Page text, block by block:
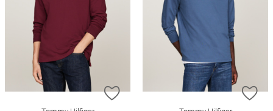
ZUR WUNSCHLISTE HINZUFÜGEN